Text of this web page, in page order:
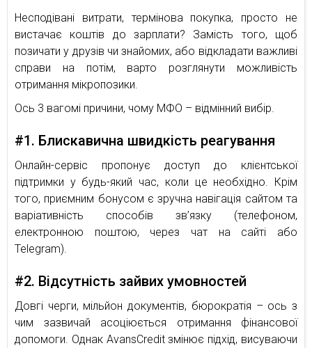
Несподівані витрати, термінова покупка, просто не
вистачає коштів до зарплати? Замість того, щоб
позичати у друзів чи знайомих, або відкладати важливі
справи на потім, варто розглянути можливість
отримання мікропозики.
Ось 3 вагомі причини, чому МФО – відмінний вибір.
#1. Блискавична швидкість реагування
Онлайн-сервіс пропонує доступ до клієнтської
підтримки у будь-який час, коли це необхідно. Крім
того, приємним бонусом є зручна навігація сайтом та
варіативність способів зв’язку (телефоном,
електронною поштою, через чат на сайті або
Telegram).
#2. Відсутність зайвих умовностей
Довгі черги, мільйон документів, бюрократія – ось з
чим зазвичай асоціюється отримання фінансової
допомоги. Однак AvansCredit змінює підхід, висуваючи